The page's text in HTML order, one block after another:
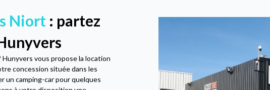
Niort : partez
vous propose la location
concession située dans les
un camping-car pour quelques